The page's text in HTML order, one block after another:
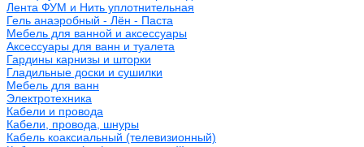
Лента ФУМ и Нить уплотнительная
Гель анаэробный - Лён - Паста
Мебель для ванной и аксессуары
Аксессуары для ванн и туалета
Гардины карнизы и шторки
Гладильные доски и сушилки
Мебель для ванн
Электротехника
Кабели и провода
Кабели, провода, шнуры
Кабель коаксиальный (телевизионный)